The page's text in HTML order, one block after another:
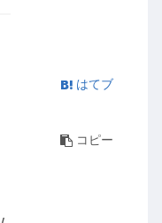
はてブ
コピー